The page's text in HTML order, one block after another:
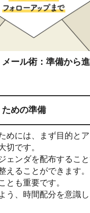
ール術：準備から
めの準備
めには、まず目的と
切です。
ェンダを配布するこ
えることができます。
とも重要です。
う、時間配分を意識し